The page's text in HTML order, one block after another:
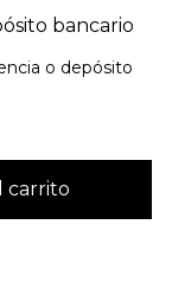
bancario
o depósito